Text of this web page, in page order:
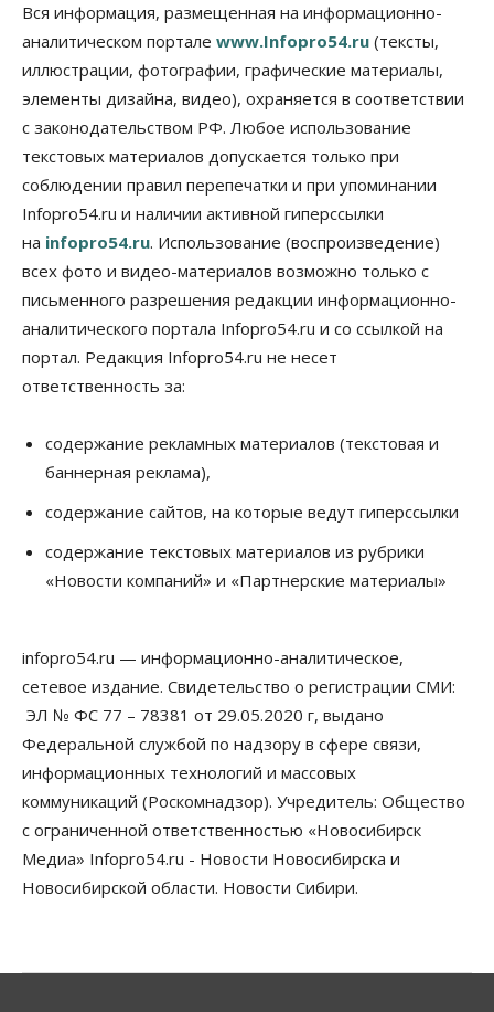
В Новосибирске прошёл митинг
против нового закона о памятниках
07 Августа 2026, 18:00
Бизнес
В аэропорту Толмачёво завершены работы по
бетонированию рулежных дорожек
07 Августа 2026, 17:00
Бизнес Общество
Новосибирцы стали реже оформлять
дома по упрощенной схеме
07 Августа 2026, 16:00
Общество Право&Порядок
Роспотребнадзор изъял почти полторы тонны
мяса в Новосибирской области
Расходы новосибирцев на спорт выросли на 40%
за полгода
07 Августа 2026, 14:35
07 Августа 2026, 14:00
07 Августа 2026, 13:55
Авто Общество
Треть автовладельцев в Новосибирской области
«поставили машины на прикол»
07 Августа 2026, 13:00
Власть
Школы, библиотеки, пешеходные тротуары:
депутаты Госдумы контролируют работы на
социальных объектах
07 Августа 2026, 12:35
Синоптики рассказали о погоде в Новосибирске
Вся информация, размещенная на информационно-
аналитическом портале www.Infopro54.ru (тексты,
иллюстрации, фотографии, графические материалы,
элементы дизайна, видео), охраняется в соответствии
с законодательством РФ. Любое использование
текстовых материалов допускается только при
соблюдении правил перепечатки и при упоминании
Infopro54.ru и наличии активной гиперссылки
на infopro54.ru. Использование (воспроизведение)
всех фото и видео-материалов возможно только с
письменного разрешения редакции информационно-
аналитического портала Infopro54.ru и со ссылкой на
портал. Редакция Infopro54.ru не несет
ответственность за:
содержание рекламных материалов (текстовая и
баннерная реклама),
содержание сайтов, на которые ведут гиперссылки
содержание текстовых материалов из рубрики
«Новости компаний» и «Партнерские материалы»
infopro54.ru — информационно-аналитическое,
сетевое издание. Свидетельство о регистрации СМИ:
ЭЛ № ФС 77 – 78381 от 29.05.2020 г, выдано
Федеральной службой по надзору в сфере связи,
информационных технологий и массовых
коммуникаций (Роскомнадзор). Учредитель: Общество
с ограниченной ответственностью «Новосибирск
Медиа» Infopro54.ru - Новости Новосибирска и
Новосибирской области. Новости Сибири.